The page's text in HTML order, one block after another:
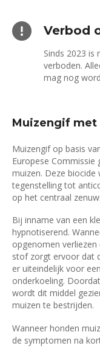
Verbod
Sinds 2023 is
verboden.
mag nog
Muizengif met
Muizengif op basis
Europese
muizen. Deze
tegenstelling tot
op het centraal
Bij inname van een
hypnotiserend.
opgenomen
stof zorgt ervoor dat
er uiteindelijk voor
onderkoeling.
wordt dit middel
muizen te bestrijden.
Wanneer honden
de symptomen na